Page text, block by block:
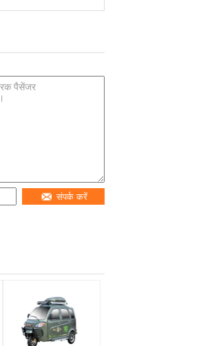
संपर्क करें